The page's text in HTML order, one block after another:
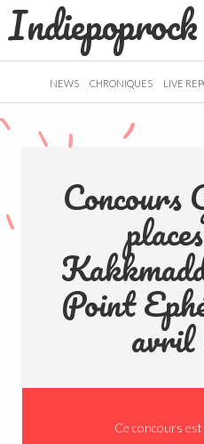
Indiepoprock
NEWS CHRONIQUES LIVE
Concours
Point
avril
Ce concours